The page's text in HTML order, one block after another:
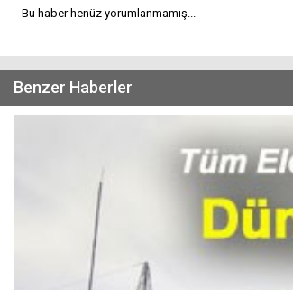
Bu haber henüz yorumlanmamış...
Benzer Haberler